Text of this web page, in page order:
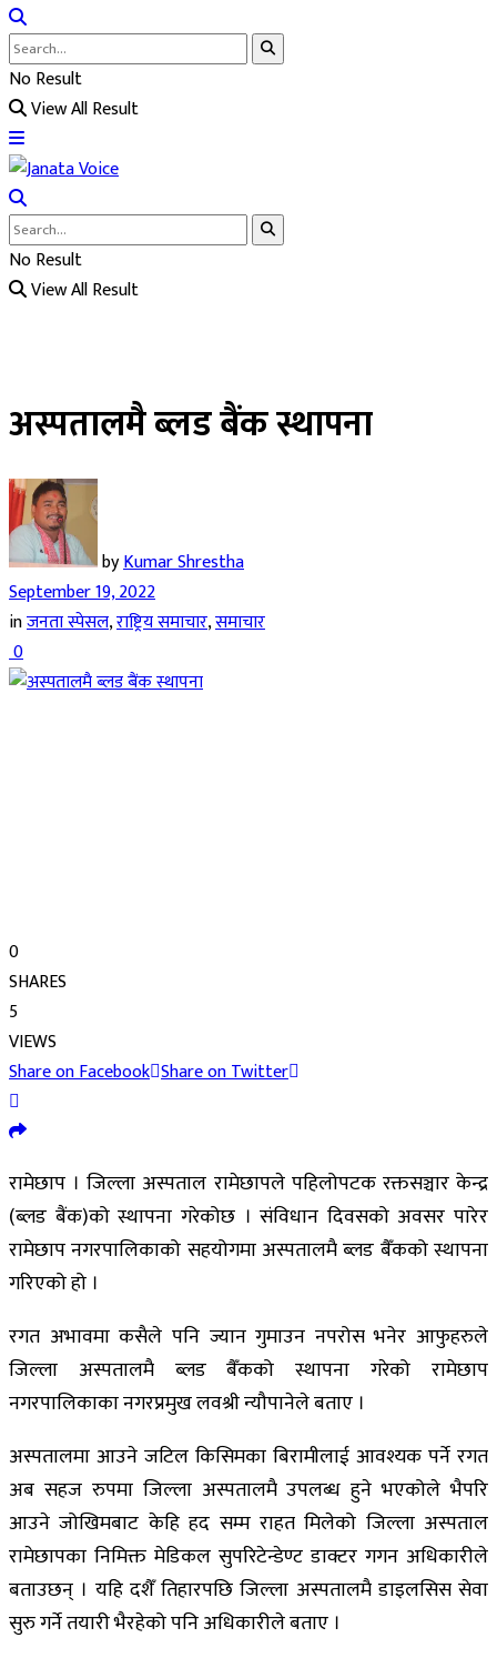
No Result
View All Result
No Result
View All Result
अस्पतालमै ब्लड बैंक स्थापना
byKumar Shrestha
September 19, 2022
inजनता स्पेसल,राष्ट्रिय समाचार,समाचार
0
0
SHARES
5
VIEWS
Share on Facebook Share on Twitter
रामेछाप । जिल्ला अस्पताल रामेछापले पहिलोपटक रक्तसञ्चार केन्द्र
(ब्लड बैंक)को स्थापना गरेकोछ । संविधान दिवसको अवसर पारेर
रामेछाप नगरपालिकाको सहयोगमा अस्पतालमै ब्लड बैँकको स्थापना
गरिएको हो ।
रगत अभावमा कसैले पनि ज्यान गुमाउन नपरोस भनेर आफुहरुले
जिल्ला अस्पतालमै ब्लड बैँकको स्थापना गरेको रामेछाप
नगरपालिकाका नगरप्रमुख लवश्री न्यौपानेले बताए ।
अस्पतालमा आउने जटिल किसिमका बिरामीलाई आवश्यक पर्ने रगत
अब सहज रुपमा जिल्ला अस्पतालमै उपलब्ध हुने भएकोले भैपरि
आउने जोखिमबाट केहि हद सम्म राहत मिलेको जिल्ला अस्पताल
रामेछापका निमिक्त मेडिकल सुपरिटेन्डेण्ट डाक्टर गगन अधिकारीले
बताउछन् । यहि दशैँ तिहारपछि जिल्ला अस्पतालमै डाइलसिस सेवा
सुरु गर्ने तयारी भैरहेको पनि अधिकारीले बताए ।